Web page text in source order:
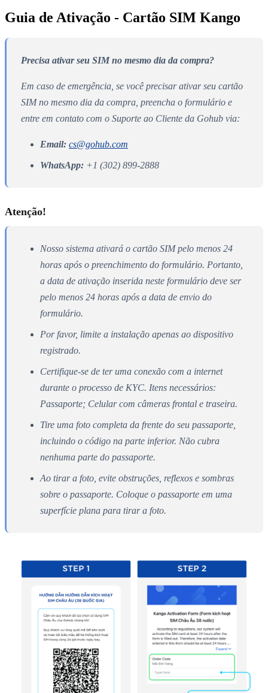
Guia de Ativação - Cartão SIM Kango
Precisa ativar seu SIM no mesmo dia da compra?
Em caso de emergência, se você precisar ativar seu cartão
SIM no mesmo dia da compra, preencha o formulário e
entre em contato com o Suporte ao Cliente da Gohub via:
Email: cs@gohub.com
WhatsApp: +1 (302) 899-2888
Atenção!
Nosso sistema ativará o cartão SIM pelo menos 24
horas após o preenchimento do formulário. Portanto,
a data de ativação inserida neste formulário deve ser
pelo menos 24 horas após a data de envio do
formulário.
Por favor, limite a instalação apenas ao dispositivo
registrado.
Certifique-se de ter uma conexão com a internet
durante o processo de KYC. Itens necessários:
Passaporte; Celular com câmeras frontal e traseira.
Tire uma foto completa da frente do seu passaporte,
incluindo o código na parte inferior. Não cubra
nenhuma parte do passaporte.
Ao tirar a foto, evite obstruções, reflexos e sombras
sobre o passaporte. Coloque o passaporte em uma
superfície plana para tirar a foto.